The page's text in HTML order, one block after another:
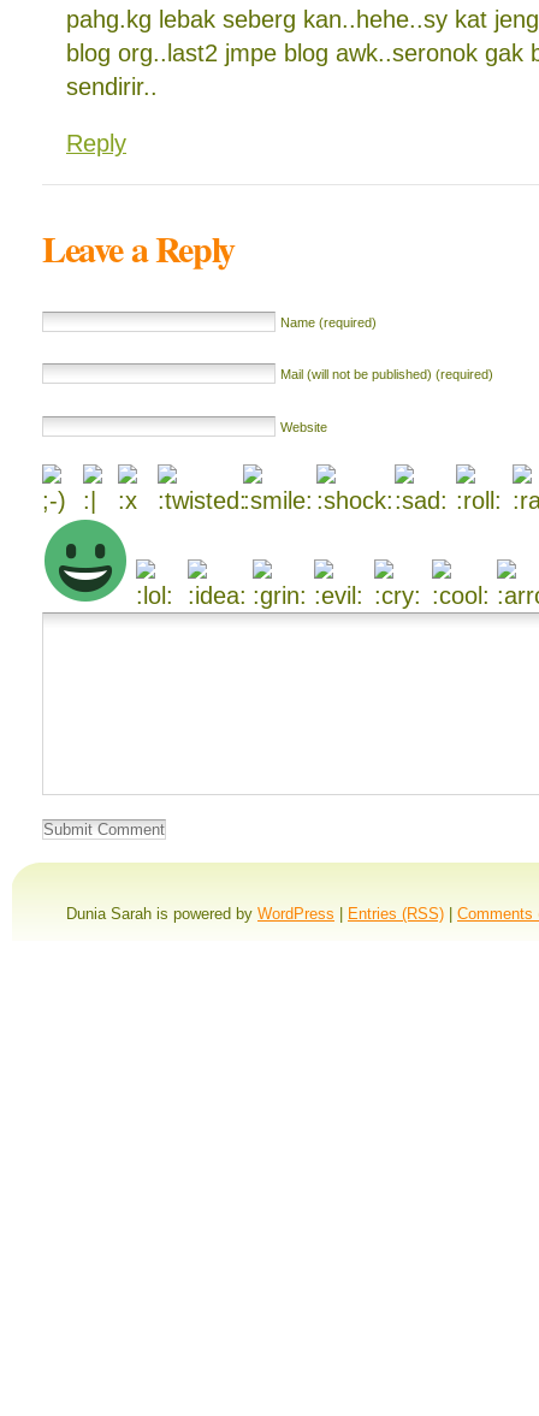
pahg.kg lebak seberg kan..hehe..sy kat
blog org..last2 jmpe blog awk..seronok gak
sendirir..
Reply
Leave a Reply
Name (required)
Mail (will not be published) (required)
Website
Dunia Sarah is powered by WordPress Entries (RSS) Comments